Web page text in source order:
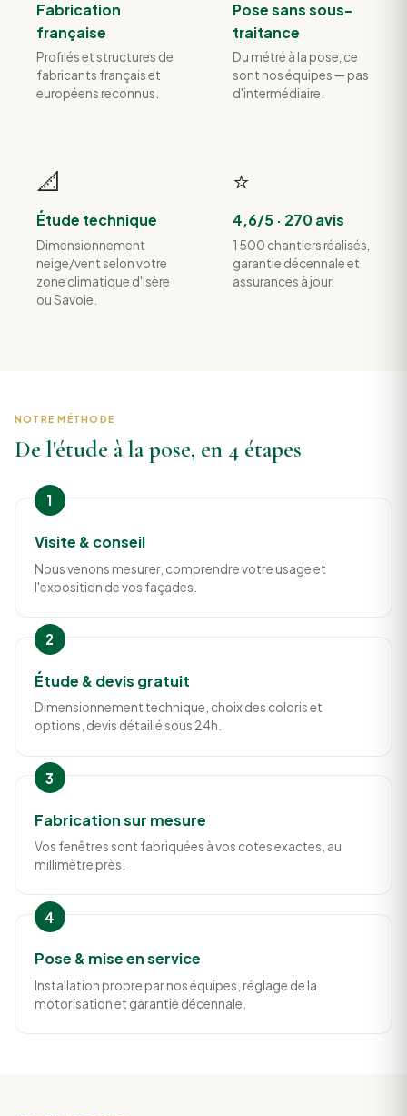
Fabrication
française
Profilés et structures de
fabricants français et
européens reconnus.
Pose sans sous-
traitance
Du métré à la pose, ce
sont nos équipes — pas
d'intermédiaire.
📐
Étude technique
Dimensionnement
neige/vent selon votre
zone climatique d'Isère
ou Savoie.
⭐
4,6/5 · 270 avis
1 500 chantiers réalisés,
garantie décennale et
assurances à jour.
NOTRE MÉTHODE
De l'étude à la pose, en 4 étapes
Visite & conseil
Nous venons mesurer, comprendre votre usage et
l'exposition de vos façades.
Étude & devis gratuit
Dimensionnement technique, choix des coloris et
options, devis détaillé sous 24h.
Fabrication sur mesure
Vos fenêtres sont fabriquées à vos cotes exactes, au
millimètre près.
Pose & mise en service
Installation propre par nos équipes, réglage de la
motorisation et garantie décennale.